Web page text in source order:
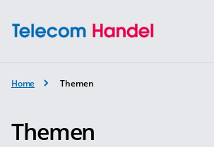
Home Themen
Themen